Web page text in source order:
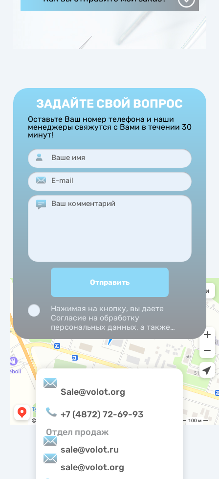
видов изделия
Отправка груза согласовывается с
покупателем. Мы доставляем товар 2
раза в неделю до терминала г. Тулы
следующими ТК: Деловые линии, ПЭК,
ЗАДАЙТЕ СВОЙ ВОПРОС
Оставьте Ваш номер телефона и наши
менеджеры свяжутся с Вами в течении 30
минут!
Нажимая на кнопку, вы даете
Согласие на обработку
персональных данных, а также
персональных данных
метрическими программами.
Sale@volot.org
+7 (4872) 72-69-93
Отдел продаж
sale@volot.ru
sale@volot.org